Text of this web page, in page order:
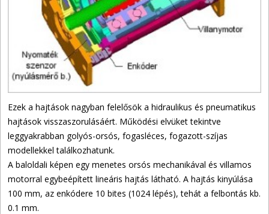
Ezek a hajtások nagyban felelősök a hidraulikus és pneumatikus
hajtások visszaszorulásáért. Működési elvüket tekintve
leggyakrabban golyós-orsós, fogasléces, fogazott-szíjas
modellekkel találkozhatunk.
A baloldali képen egy menetes orsós mechanikával és villamos
motorral egybeépített lineáris hajtás látható. A hajtás kinyúlása
100 mm, az enkódere 10 bites (1024 lépés), tehát a felbontás kb.
0.1 mm.